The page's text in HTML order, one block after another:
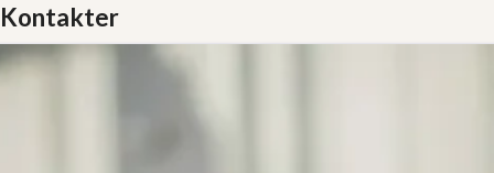
Kontakter